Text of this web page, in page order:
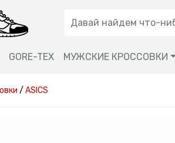
GORE-TEX МУЖСКИЕ КРОССОВКИ
/ ASICS